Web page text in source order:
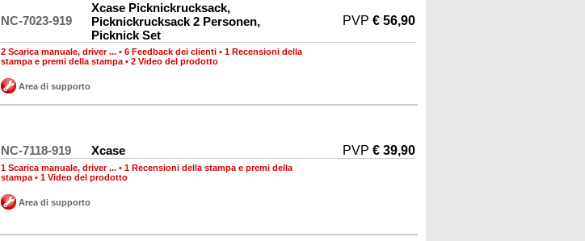
NC-7023-919
Xcase Picknickrucksack,
Picknickrucksack 2 Personen,
Picknick Set
PVP € 56,90
2 Scarica manuale, driver ... • 6 Feedback dei clienti • 1 Recensioni della
stampa e premi della stampa • 2 Video del prodotto
Area di supporto
NC-7118-919 Xcase PVP € 39,90
1 Scarica manuale, driver ... • 1 Recensioni della stampa e premi della
stampa • 1 Video del prodotto
Area di supporto